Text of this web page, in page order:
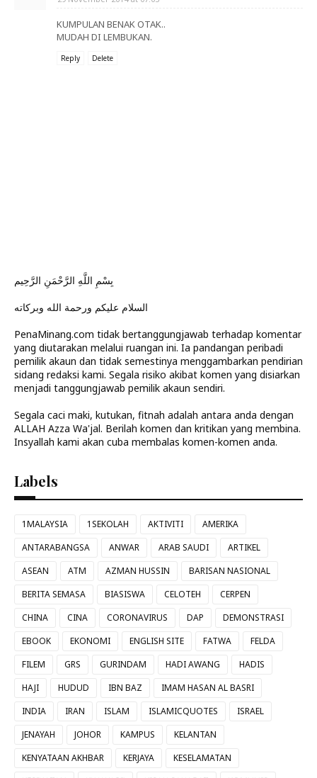
KUMPULAN BENAK OTAK..
MUDAH DI LEMBUKAN.
Reply Delete
بِسْمِ اللَّهِ الرَّحْمَنِ الرَّحِيم
السلام عليكم ورحمة الله وبركاته
PenaMinang.com tidak bertanggungjawab terhadap komentar
yang diutarakan melalui ruangan ini. Ia pandangan peribadi
pemilik akaun dan tidak semestinya menggambarkan pendirian
sidang redaksi kami. Segala risiko akibat komen yang disiarkan
menjadi tanggungjawab pemilik akaun sendiri.
Segala caci maki, kutukan, fitnah adalah antara anda dengan
ALLAH Azza Wa'jal. Berilah komen dan kritikan yang membina.
Insyallah kami akan cuba membalas komen-komen anda.
Labels
1MALAYSIA 1SEKOLAH AKTIVITI
AMERIKA
ANTARABANGSA
ANWAR ARAB SAUDI
ARTIKEL
ASEAN
ATM AZMAN HUSSIN
BARISAN NASIONAL
BERITA SEMASA
BIASISWA CELOTEH
CERPEN
CHINA
CINA CORONAVIRUS DAP
DEMONSTRASI
EBOOK
EKONOMI ENGLISH SITE FATWA
FELDA
FILEM
GRS GURINDAM HADI AWANG
HADIS
HAJI
HUDUD IBN BAZ
IMAM HASAN AL BASRI
INDIA
IRAN ISLAM ISLAMICQUOTES
ISRAEL
JENAYAH
JOHOR KAMPUS
KELANTAN
KENYATAAN AKHBAR
KERJAYA
KESELAMATAN